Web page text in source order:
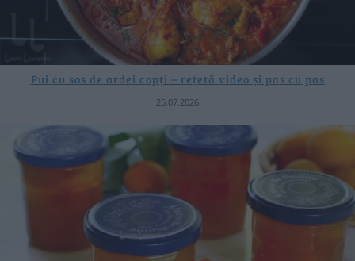
Pui cu sos de ardei copți – rețetă video și pas cu pas
25.07.2026